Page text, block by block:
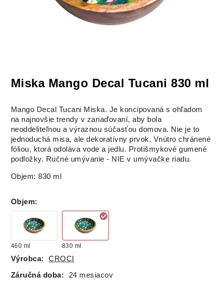
Miska Mango Decal Tucani 830 ml
Mango Decal Tucani Miska. Je koncipovaná s ohľadom
na najnovšie trendy v zariaďovaní, aby bola
neoddeliteľnou a výraznou súčasťou domova. Nie je to
jednoduchá misa, ale dekoratívny prvok. Vnútro chránené
fóliou, ktorá odoláva vode a jedlu. Protišmykové gumené
podložky. Ručné umývanie - NIE v umývačke riadu.
Objem: 830 ml
Objem:
460 ml 830 ml
Výrobca: CROCI
Záručná doba: 24 mesiacov